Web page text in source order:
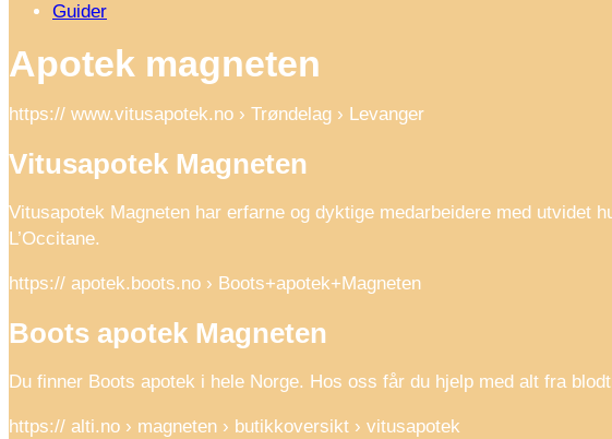
Guider
Apotek magneten
https:// www.vitusapotek.no › Trøndelag › Levanger
Vitusapotek Magneten
Vitusapotek Magneten har erfarne og dyktige medarbeidere med
L’Occitane.
https:// apotek.boots.no › Boots+apotek+Magneten
Boots apotek Magneten
Du finner Boots apotek i hele Norge. Hos oss får du hjelp med alt fra
https:// alti.no › magneten › butikkoversikt › vitusapotek